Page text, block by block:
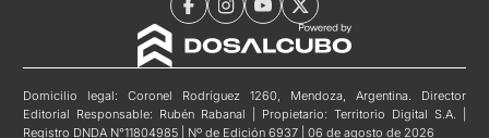
Domicilio legal: Coronel Rodríguez 1260, Mendoza, Argentina. Director
Editorial Responsable: Rubén Rabanal | Propietario: Territorio Digital S.A. |
Registro DNDA N°11804985 | Nº de Edición 6937 | 06 de agosto de 2026